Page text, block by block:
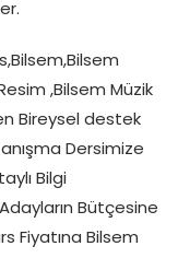
,Bilsem Müzik
Bireysel destek
Dersimize
Bilgi
Bütçesine
Fiyatına Bilsem